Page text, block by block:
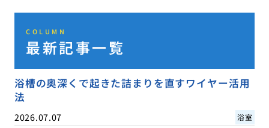
COLUMN
最新記事一覧
浴槽の奥深くで起きた詰まりを直すワイヤー活用
法
2026.07.07 浴室